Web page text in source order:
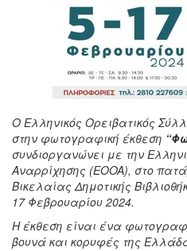
Ο Ελληνικός Ορειβατικός
στην φωτογραφική έκθεση
συνδιοργανώνει με την
Αναρρίχησης (EOOA), στο
Βικελαίας Δημοτικής
17 Φεβρουαρίου 2024.
Η έκθεση είναι ένα
βουνά και κορυφές της